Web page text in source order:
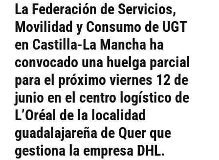
La Federación de Servicios,
Movilidad y Consumo de UGT
en Castilla-La Mancha ha
convocado una huelga parcial
para el próximo viernes 12 de
junio en el centro logístico de
L’Oréal de la localidad
guadalajareña de Quer que
gestiona la empresa DHL.